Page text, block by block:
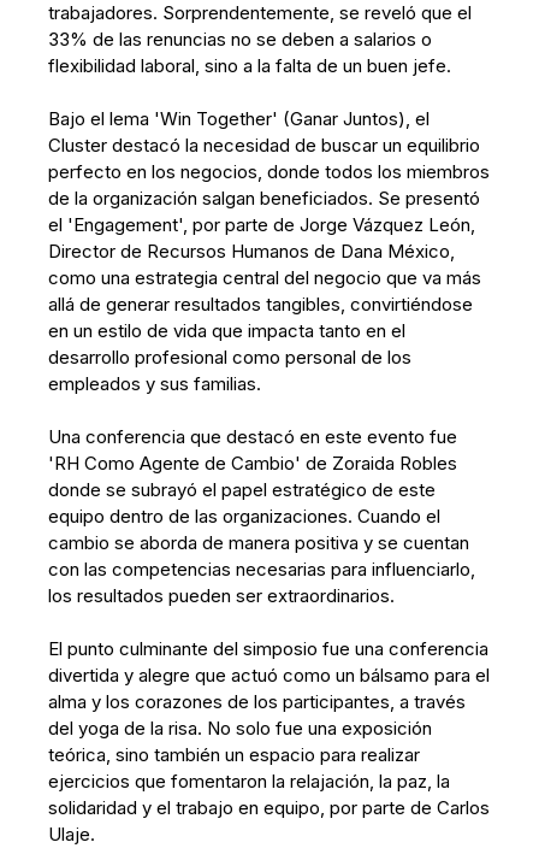
trabajadores. Sorprendentemente, se reveló que el
33% de las renuncias no se deben a salarios o
flexibilidad laboral, sino a la falta de un buen jefe.
Bajo el lema 'Win Together' (Ganar Juntos), el
Cluster destacó la necesidad de buscar un equilibrio
perfecto en los negocios, donde todos los miembros
de la organización salgan beneficiados. Se presentó
el 'Engagement', por parte de Jorge Vázquez León,
Director de Recursos Humanos de Dana México,
como una estrategia central del negocio que va más
allá de generar resultados tangibles, convirtiéndose
en un estilo de vida que impacta tanto en el
desarrollo profesional como personal de los
empleados y sus familias.
Una conferencia que destacó en este evento fue
'RH Como Agente de Cambio' de Zoraida Robles
donde se subrayó el papel estratégico de este
equipo dentro de las organizaciones. Cuando el
cambio se aborda de manera positiva y se cuentan
con las competencias necesarias para influenciarlo,
los resultados pueden ser extraordinarios.
El punto culminante del simposio fue una conferencia
divertida y alegre que actuó como un bálsamo para el
alma y los corazones de los participantes, a través
del yoga de la risa. No solo fue una exposición
teórica, sino también un espacio para realizar
ejercicios que fomentaron la relajación, la paz, la
solidaridad y el trabajo en equipo, por parte de Carlos
Ulaje.